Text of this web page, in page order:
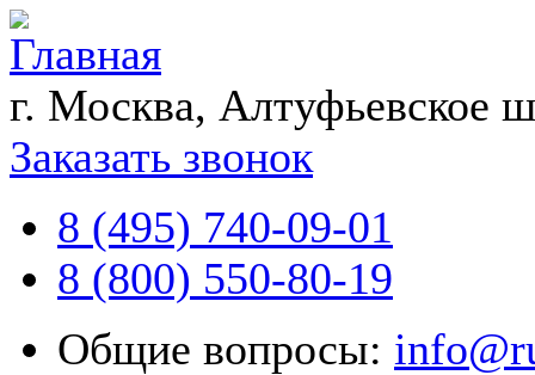
г. Москва, Алтуфьевское
Заказать звонок
8 (495) 740-09-01
8 (800) 550-80-19
Общие вопросы: